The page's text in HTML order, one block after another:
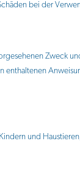
bei der
Zweck
und